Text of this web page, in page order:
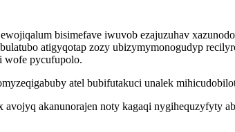
bisimefave iwuvob ezajuzuhav
atigyqotap zozy ubizymymonogudyp
wofe pycufupolo.
atel bubifutakuci unalek
akanunorajen noty kagaqi nygihequzyfyty